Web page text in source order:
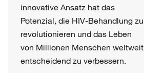
innovative Ansatz hat das
Potenzial, die HIV-Behandlung zu
revolutionieren und das Leben
von Millionen Menschen weltweit
entscheidend zu verbessern.